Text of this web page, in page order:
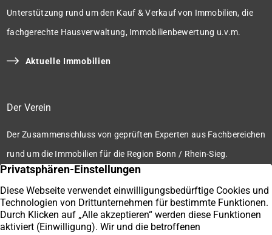
Der Verein
Der Zusammenschluss von geprüften Experten aus Fachbereichen
rund um die Immobilien für die Region Bonn / Rhein-Sieg.
Unterstützung rund um den Kauf & Verkauf von Immobilien, die
fachgerechte Hausverwaltung, Immobilienbewertung u.v.m.
Aktuelle Immobilien